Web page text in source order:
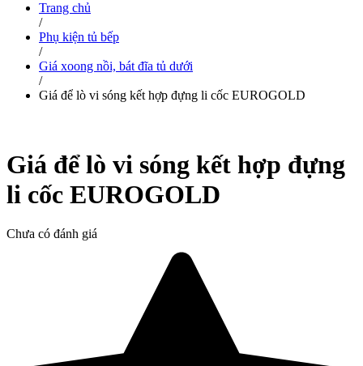
Trang chủ
/
Phụ kiện tủ bếp
/
Giá xoong nồi, bát đĩa tủ dưới
/
Giá để lò vi sóng kết hợp đựng li cốc EUROGOLD
Giá để lò vi sóng kết hợp đựng
li cốc EUROGOLD
Chưa có đánh giá